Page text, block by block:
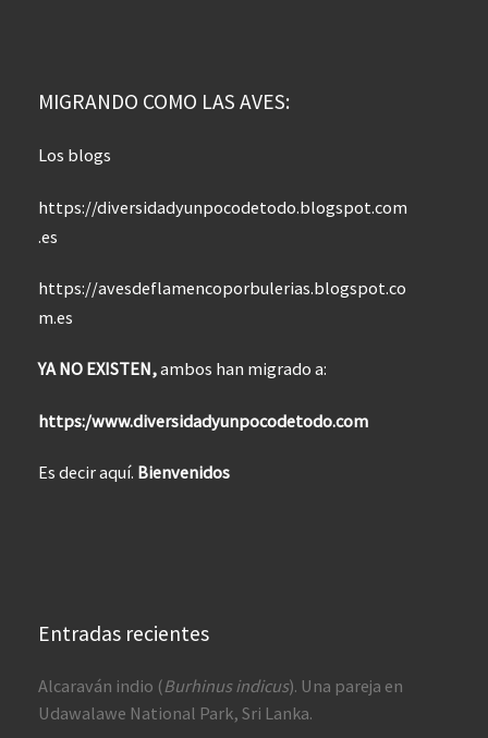
MIGRANDO COMO LAS AVES:
Los blogs
https://diversidadyunpocodetodo.blogspot.com
.es
https://avesdeflamencoporbulerias.blogspot.co
m.es
YA NO EXISTEN,ambos han migrado a:
https:/www.diversidadyunpocodetodo.com
Es decir aquí. Bienvenidos
Entradas recientes
Alcaraván indio (Burhinus indicus). Una pareja en
Udawalawe National Park, Sri Lanka.